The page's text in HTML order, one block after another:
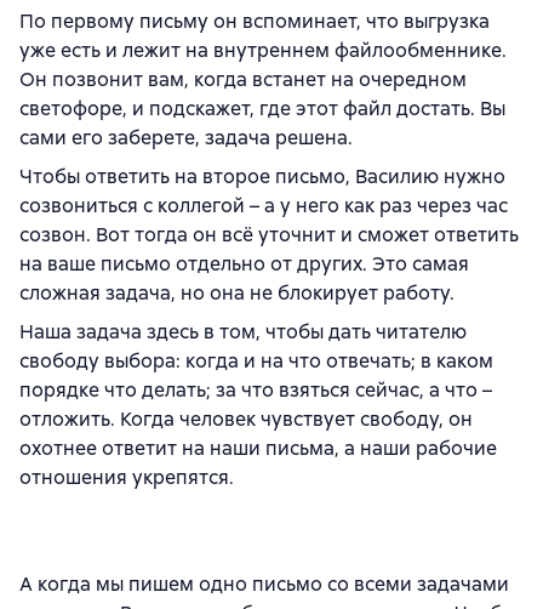
По первому письму он вспоминает, что выгрузка
уже есть и лежит на внутреннем файлообменнике.
Он позвонит вам, когда встанет на очередном
светофоре, и подскажет, где этот файл достать. Вы
сами его заберете, задача решена.
Чтобы ответить на второе письмо, Василию нужно
созвониться с коллегой – а у него как раз через час
созвон. Вот тогда он всё уточнит и сможет ответить
на ваше письмо отдельно от других. Это самая
сложная задача, но она не блокирует работу.
Наша задача здесь в том, чтобы дать читателю
свободу выбора: когда и на что отвечать; в каком
порядке что делать; за что взяться сейчас, а что –
отложить. Когда человек чувствует свободу, он
охотнее ответит на наши письма, а наши рабочие
отношения укрепятся.
А когда мы пишем одно письмо со всеми задачами